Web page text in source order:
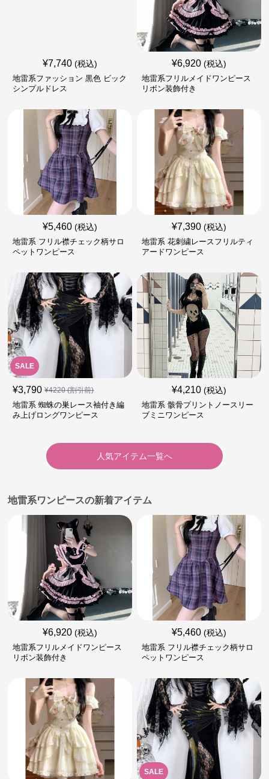
¥7,740 (税込)
地雷系ファッション 黒色 ビック
シンプルドレス
¥6,920 (税込)
地雷系フリルメイドワンピース
リボン装飾付き
¥5,460 (税込)
地雷系 フリル襟チェック柄サロ
ペットワンピース
¥7,390 (税込)
地雷系 花刺繍レースフリルティ
アードワンピース
SALE
¥3,790 ¥4220(割引前)
地雷系 蜘蛛の巣レース袖付き編
み上げロングワンピース
¥4,210 (税込)
地雷系 骸骨プリントノースリー
ブミニワンピース
人気アイテム一覧へ
地雷系ワンピースの新着アイテム
¥6,920 (税込)
地雷系フリルメイドワンピース
リボン装飾付き
¥5,460 (税込)
地雷系 フリル襟チェック柄サロ
ペットワンピース
SALE